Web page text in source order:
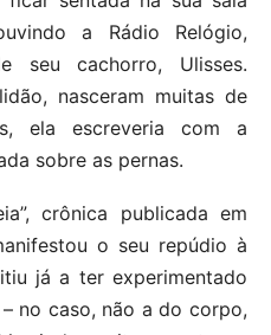
a Rádio Relógio,
seu cachorro, Ulisses.
nasceram muitas de
ela escreveria com a
sobre as pernas.
crônica publicada em
o seu repúdio à
já a ter experimentado
no caso, não a do corpo,